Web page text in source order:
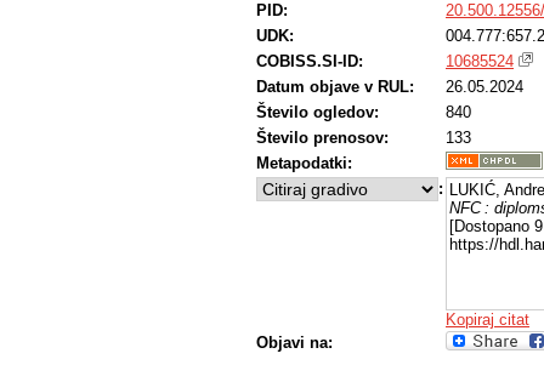
PID:
UDK:
COBISS.SI-ID:
10685524
Datum objave v RUL:
26.05.2024
Število ogledov:
840
Število prenosov:
133
Metapodatki:
: LUKIĆ,
NFC :
[Dostopano
https://
Kopiraj citat
Objavi na: